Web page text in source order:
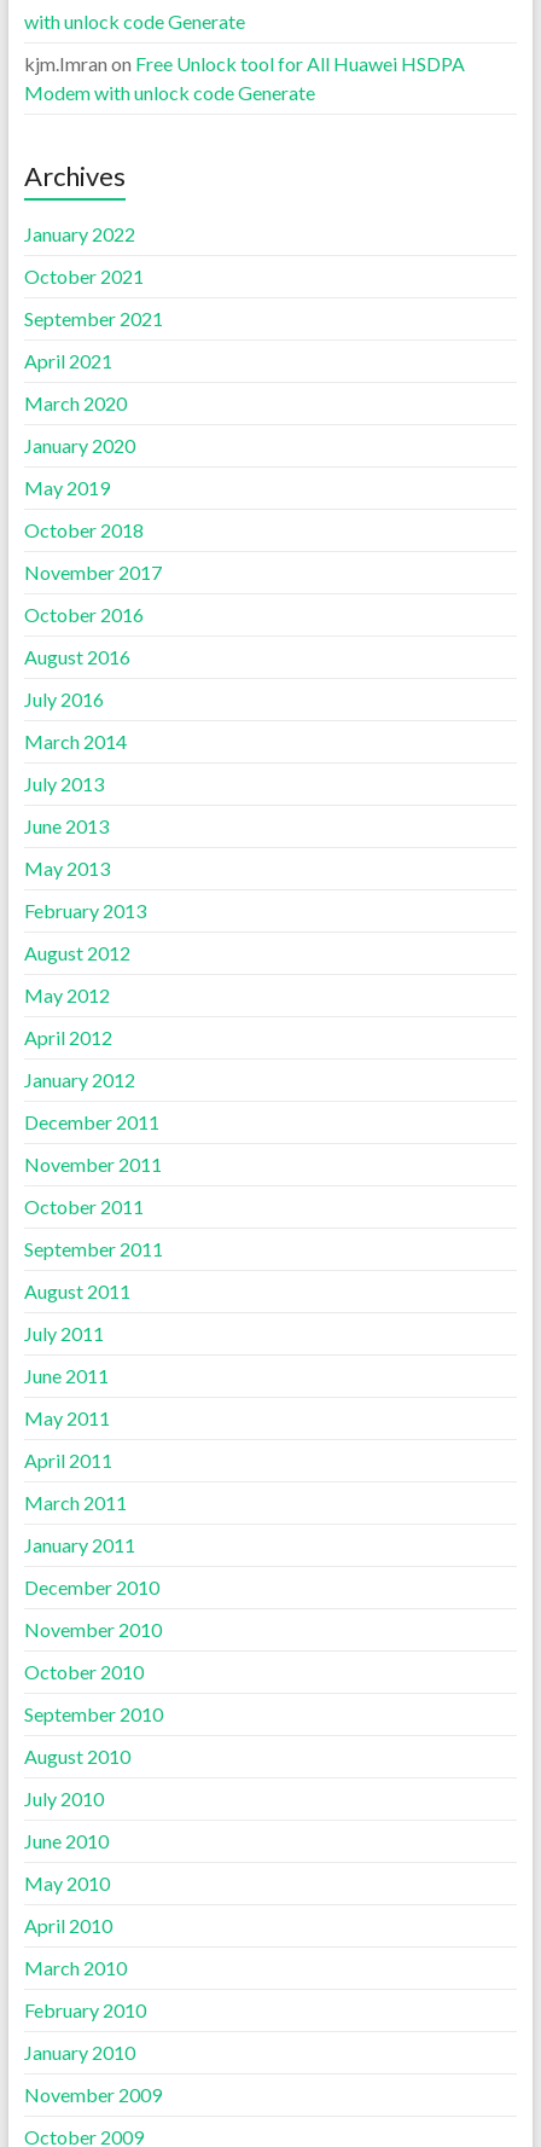
with unlock code Generate
kjm.Imran on Free Unlock tool for All Huawei HSDPA
Modem with unlock code Generate
Archives
January 2022
October 2021
September 2021
April 2021
March 2020
January 2020
May 2019
October 2018
November 2017
October 2016
August 2016
July 2016
March 2014
July 2013
June 2013
May 2013
February 2013
August 2012
May 2012
April 2012
January 2012
December 2011
November 2011
October 2011
September 2011
August 2011
July 2011
June 2011
May 2011
April 2011
March 2011
January 2011
December 2010
November 2010
October 2010
September 2010
August 2010
July 2010
June 2010
May 2010
April 2010
March 2010
February 2010
January 2010
November 2009
October 2009